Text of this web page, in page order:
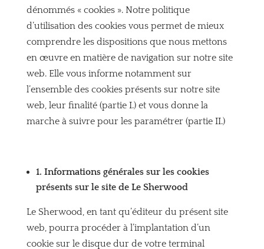
dénommés « cookies ». Notre politique
d’utilisation des cookies vous permet de mieux
comprendre les dispositions que nous mettons
en œuvre en matière de navigation sur notre site
web. Elle vous informe notamment sur
l’ensemble des cookies présents sur notre site
web, leur finalité (partie I.) et vous donne la
marche à suivre pour les paramétrer (partie II.)
1. Informations générales sur les cookies
présents sur le site de Le Sherwood
Le Sherwood, en tant qu’éditeur du présent site
web, pourra procéder à l’implantation d’un
cookie sur le disque dur de votre terminal